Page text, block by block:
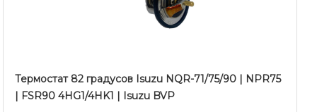
Термостат 82 градусов Isuzu NQR-71/75/90 | NPR75
| FSR90 4HG1/4HK1 | Isuzu BVP